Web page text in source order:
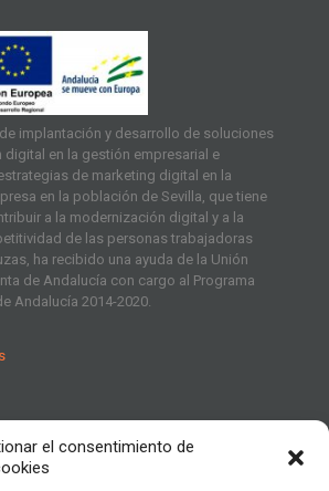
el consentimiento de
implantación y desarrollo de soluciones
en la gestión empresarial e
de marketing digital en la
en la población de Sevilla, que tiene
a la modernización digital y a la
de las personas trabajadoras
ha recibido una ayuda de la Unión
de Andalucía con cargo al Programa
Andalucía 2014-2020.